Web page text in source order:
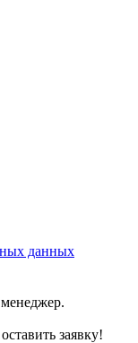
данных
заявку!